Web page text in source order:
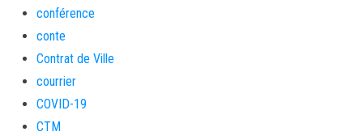
conférence
conte
Contrat de Ville
courrier
COVID-19
CTM